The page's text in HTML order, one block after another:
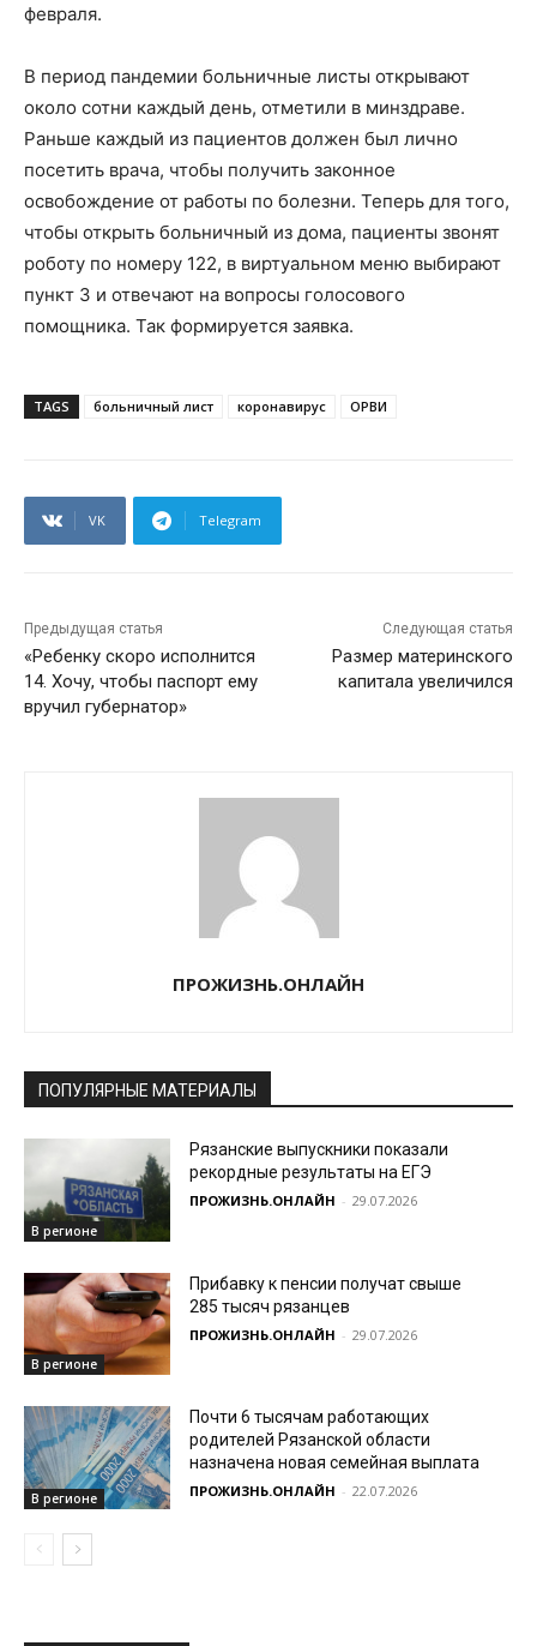
февраля.
В период пандемии больничные листы открывают
около сотни каждый день, отметили в минздраве.
Раньше каждый из пациентов должен был лично
посетить врача, чтобы получить законное
освобождение от работы по болезни. Теперь для того,
чтобы открыть больничный из дома, пациенты звонят
роботу по номеру 122, в виртуальном меню выбирают
пункт 3 и отвечают на вопросы голосового
помощника. Так формируется заявка.
TAGS больничный лист коронавирус ОРВИ
VK Telegram
Предыдущая статья
«Ребенку скоро исполнится
14. Хочу, чтобы паспорт ему
вручил губернатор»
Следующая статья
Размер материнского
капитала увеличился
ПРОЖИЗНЬ.ОНЛАЙН
ПОПУЛЯРНЫЕ МАТЕРИАЛЫ
В регионе
Рязанские выпускники показали
рекордные результаты на ЕГЭ
ПРОЖИЗНЬ.ОНЛАЙН - 29.07.2026
В регионе
Прибавку к пенсии получат свыше
285 тысяч рязанцев
ПРОЖИЗНЬ.ОНЛАЙН - 29.07.2026
В регионе
Почти 6 тысячам работающих
родителей Рязанской области
назначена новая семейная выплата
ПРОЖИЗНЬ.ОНЛАЙН - 22.07.2026